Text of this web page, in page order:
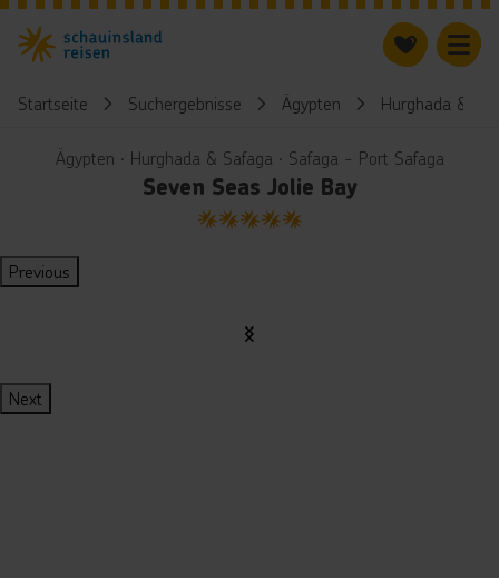
Startseite Suchergebnisse Ägypten Hurghada &
Ägypten ∙ Hurghada & Safaga ∙ Safaga - Port Safaga
Seven Seas Jolie Bay
5
Previous
Next